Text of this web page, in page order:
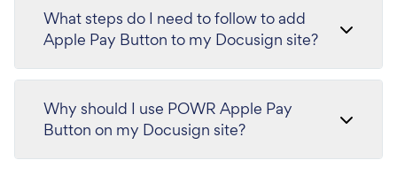
What steps do I need to follow to add
Apple Pay Button to my Docusign site?
Why should I use POWR Apple Pay
Button on my Docusign site?